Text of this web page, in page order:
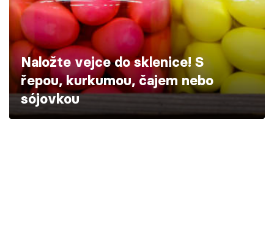
Škola vaření
Recepty z TV
Speciál: Cuketa
Těhotnej kuchař
Naložte vejce do sklenice! S
řepou, kurkumou, čajem nebo
sójovkou